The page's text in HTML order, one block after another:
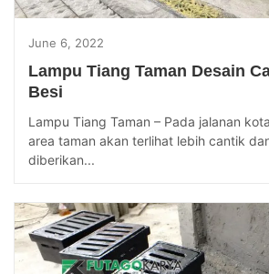
June 6, 2022
Lampu Tiang Taman Desain
Besi
Lampu Tiang Taman – Pada jalanan
area taman akan terlihat lebih cantik
diberikan...